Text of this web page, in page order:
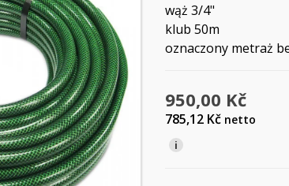
wąż 3/4"
klub 50m
oznaczony metraż
950,00 Kč
785,12 Kč netto
i